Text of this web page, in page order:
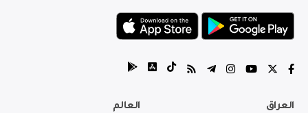
العراق العالم